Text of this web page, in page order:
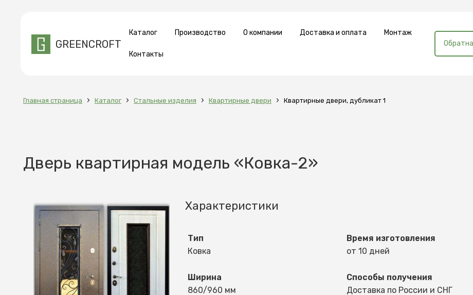
GREENCROFT
Каталог Производство О компании Доставка и оплата Монтаж
Контакты
Главная страница › Каталог › Стальные изделия › Квартирные двери › Квартирные двери, дубликат 1
Дверь квартирная модель «Ковка-2»
Характеристики
Тип
Ковка
Ширина
860/960 мм
Время изготовления
от 10 дней
Способы получения
Доставка по России и СНГ